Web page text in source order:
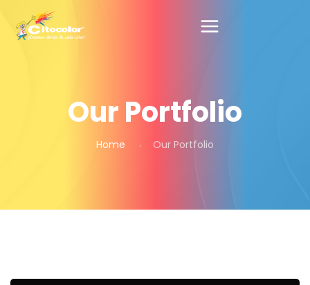
Our Portfolio
Home Our Portfolio